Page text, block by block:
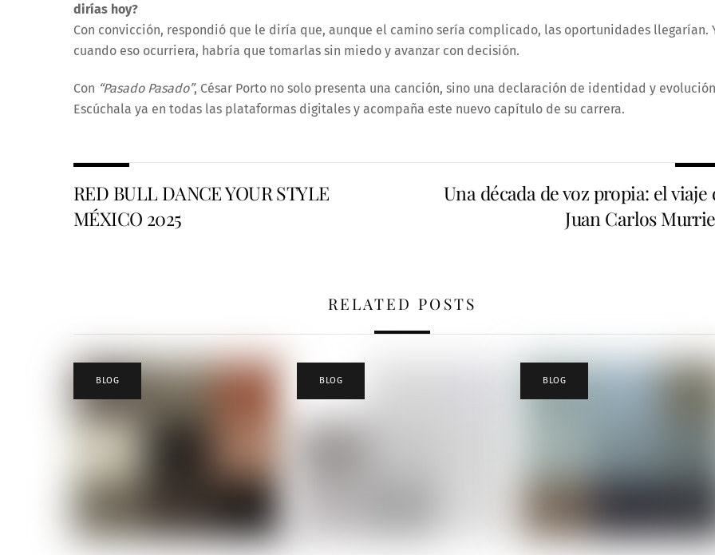
dirías hoy?
Con convicción, respondió que le diría que, aunque el camino sería complicado, las oportunidades llegarían.
cuando eso ocurriera, habría que tomarlas sin miedo y avanzar con decisión.
Con “Pasado Pasado”, César Porto no solo presenta una canción, sino una declaración de identidad y
Escúchala ya en todas las plataformas digitales y acompaña este nuevo capítulo de su carrera.
RED BULL DANCE YOUR STYLE
MÉXICO 2025
Una década de voz propia: el viaje
Juan Carlos
RELATED POSTS
BLOG BLOG BLOG